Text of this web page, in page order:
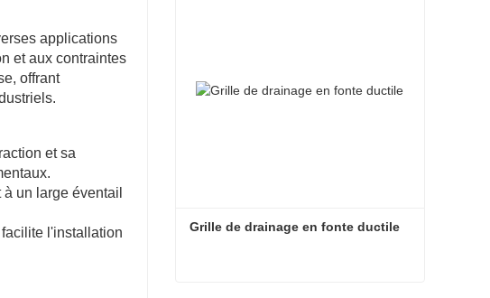
applications
et aux contraintes
offrant
et sa
un large éventail
l'installation
Grille de drainage en fonte ductile